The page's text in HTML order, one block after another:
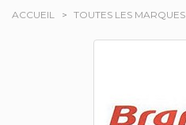
ACCUEIL TOUTES LES MARQUES